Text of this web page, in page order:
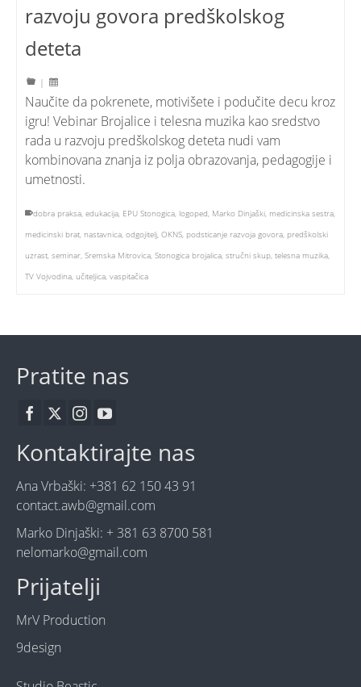
razvoju govora predškolskog
deteta
|
Naučite da pokrenete, motivišete i podučite decu kroz
igru! Vebinar Brojalice i telesna muzika kao sredstvo
rada u razvoju predškolskog deteta nudi vam
kombinovana znanja iz polja obrazovanja, pedagogije i
umetnosti.
dobra praksa, edukacija, EPU Stonogica, logoped, Marko Dinjaški, medicinska sestra,
medicinski brat, nastavnica, odgojitelj, OKNS, podsticanje razvoja govora, predškolski
uzrast, seminar, Sremska Mitrovica, Stonogica brojalica, stručni skup, telesna muzika,
TV Vojvodina, učiteljica, vaspitačica
Pratite nas
Kontaktirajte nas
Ana Vrbaški: +381 62 150 43 91
contact.awb@gmail.com
Marko Dinjaški: + 381 63 8700 581
nelomarko@gmail.com
Prijatelji
MrV Production
9design